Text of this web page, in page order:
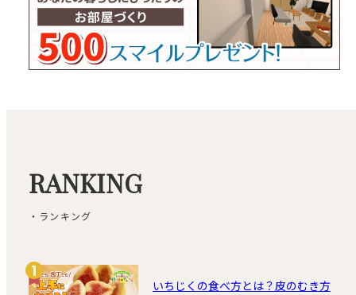
RANKING
・ランキング
いちじくの食べ方とは？皮のむき方